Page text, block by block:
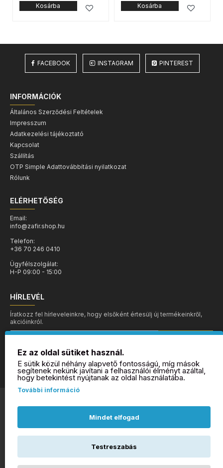
Kosárba Kosárba
FACEBOOK INSTAGRAM PINTEREST
INFORMÁCIÓK
Általános Szerződési Feltételek
Impresszum
Adatkezelési tájékoztató
Kapcsolat
Szállítás
OTP Simple Adattovábbítási nyilatkozat
Rólunk
ELÉRHETŐSÉG
Email:
info@zafir.shop.hu
Telefon:
+36 70 246 0410
Ügyfélszolgálat:
H-P 09:00 - 15:00
HÍRLEVÉL
Íratkozz fel hírleveleinkre, hogy elsőként értesülj új termékeinkről,
akcióinkról.
Elolvastam és megértettem az Adatvédelmi irányelvek -et
Ez az oldal sütiket használ.
E sütik közül néhány alapvető fontosságú, míg mások
segítenek nekünk javítani a felhasználói élményt azáltal,
hogy betekintést nyújtanak az oldal használatába.
További információ
Mindet elfogad
Testreszabás